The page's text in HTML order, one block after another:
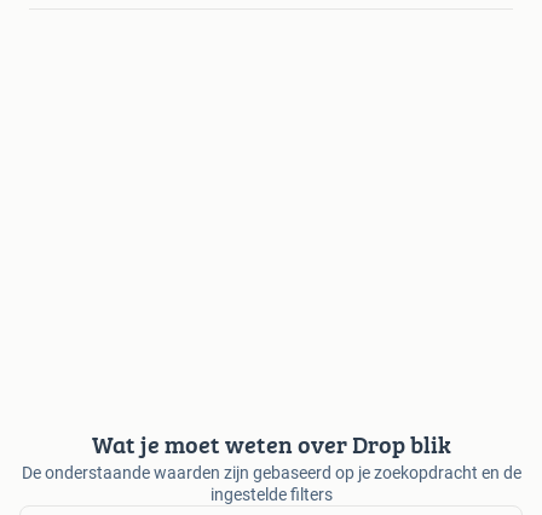
Wat je moet weten over Drop blik
De onderstaande waarden zijn gebaseerd op je zoekopdracht en de
ingestelde filters